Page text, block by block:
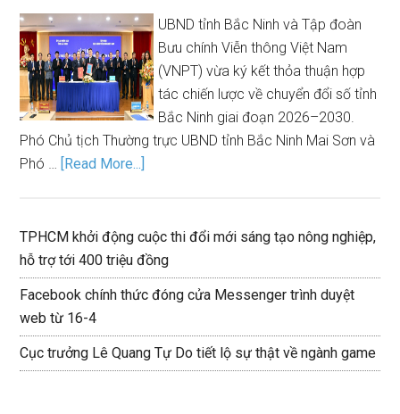
UBND tỉnh Bắc Ninh và Tập đoàn
Bưu chính Viễn thông Việt Nam
(VNPT) vừa ký kết thỏa thuận hợp
tác chiến lược về chuyển đổi số tỉnh
Bắc Ninh giai đoạn 2026–2030.
Phó Chủ tịch Thường trực UBND tỉnh Bắc Ninh Mai Sơn và
Phó … [Read More...]
TPHCM khởi động cuộc thi đổi mới sáng tạo nông nghiệp,
hỗ trợ tới 400 triệu đồng
Facebook chính thức đóng cửa Messenger trình duyệt
web từ 16-4
Cục trưởng Lê Quang Tự Do tiết lộ sự thật về ngành game